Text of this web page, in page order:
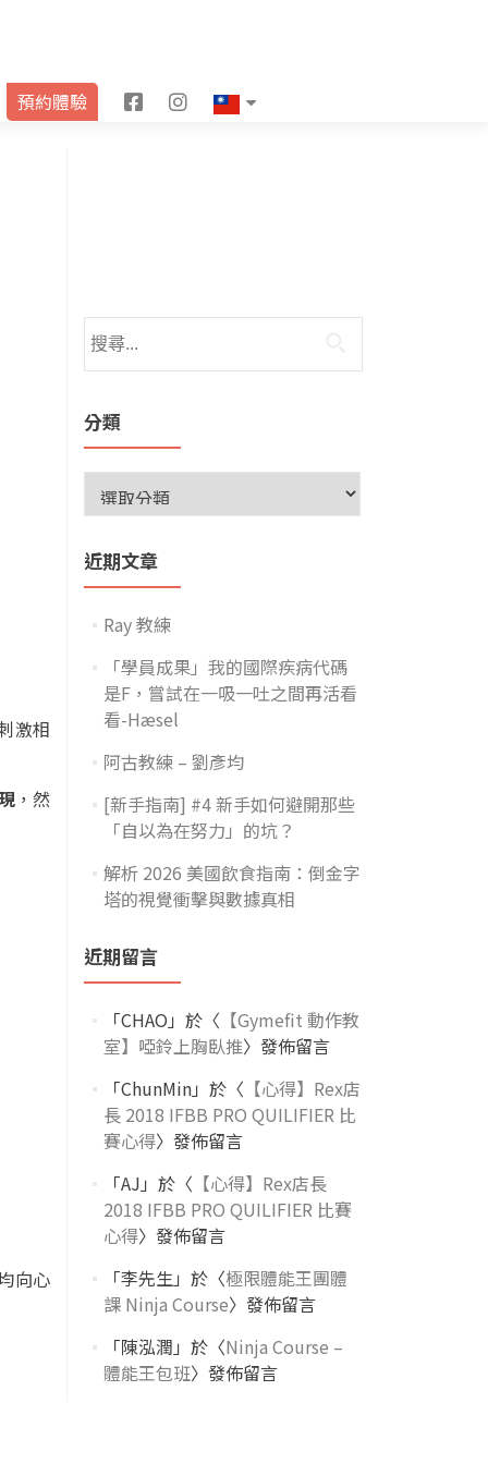
預約體驗
F
k
I
a
激相
，然
向心
分類
近期文章
Ray 教練
「學員成果」我的國際疾病代碼
是F，嘗試在一吸一吐之間再活看
看-Hæsel
阿古教練 – 劉彥均
[新手指南] #4 新手如何避開那些
「自以為在努力」的坑？
解析 2026 美國飲食指南：倒金字
塔的視覺衝擊與數據真相
近期留言
「CHAO 」於〈 【Gymefit 動作教
室】啞鈴上胸臥推〉發佈留言
「ChunMin」於〈 【心得】Rex店
長 2018 IFBB PRO QUILIFIER 比
賽心得〉發佈留言
「AJ 」於〈 【心得】Rex店長
2018 IFBB PRO QUILIFIER 比賽
心得〉發佈留言
「李先生」於〈極限體能王團體
課 Ninja Course〉發佈留言
「陳泓潤 」於〈Ninja Course –
體能王包班〉發佈留言